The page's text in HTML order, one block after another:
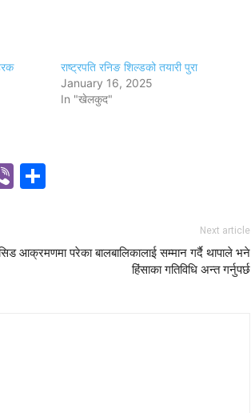
राष्ट्रपति रनिङ शिल्डको तयारी पुरा
January 16, 2025
In "खेलकुद"
Viber
Next article
आक्रमणमा परेका बालबालिकालाई सम्मान गर्दै थापाले भने
हिंसाका गतिविधि अन्त गर्नुपर्छ